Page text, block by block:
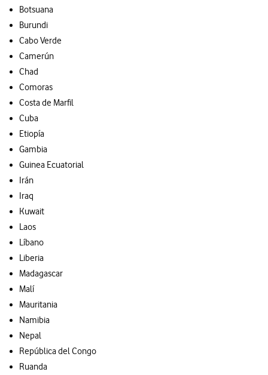
Botsuana
Burundi
Cabo Verde
Camerún
Chad
Comoras
Costa de Marfil
Cuba
Etiopía
Gambia
Guinea Ecuatorial
Irán
Iraq
Kuwait
Laos
Líbano
Liberia
Madagascar
Malí
Mauritania
Namibia
Nepal
República del Congo
Ruanda